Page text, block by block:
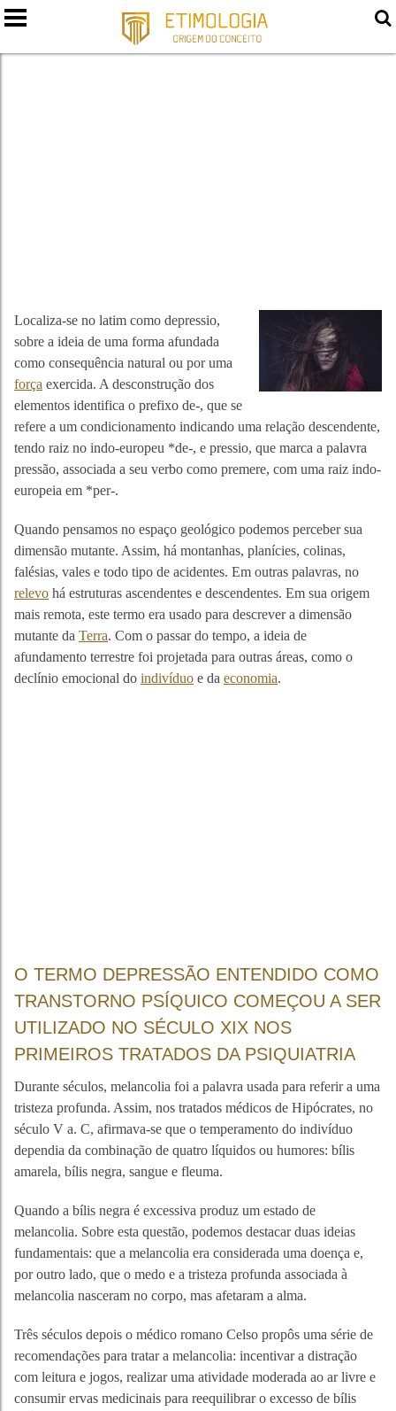
DEPRESSÃO
Localiza-se no latim como depressio,
sobre a ideia de uma forma afundada
como consequência natural ou por uma
força exercida. A desconstrução dos
elementos identifica o prefixo de-, que se
refere a um condicionamento indicando uma relação descendente,
tendo raiz no indo-europeu *de-, e pressio, que marca a palavra
pressão, associada a seu verbo como premere, com uma raiz indo-
europeia em *per-.
Quando pensamos no espaço geológico podemos perceber sua
dimensão mutante. Assim, há montanhas, planícies, colinas,
falésias, vales e todo tipo de acidentes. Em outras palavras, no
relevo há estruturas ascendentes e descendentes. Em sua origem
mais remota, este termo era usado para descrever a dimensão
mutante da Terra. Com o passar do tempo, a ideia de
afundamento terrestre foi projetada para outras áreas, como o
declínio emocional do indivíduo e da economia.
O TERMO DEPRESSÃO ENTENDIDO COMO
TRANSTORNO PSÍQUICO COMEÇOU A SER
UTILIZADO NO SÉCULO XIX NOS
PRIMEIROS TRATADOS DA PSIQUIATRIA
Durante séculos, melancolia foi a palavra usada para referir a uma
tristeza profunda. Assim, nos tratados médicos de Hipócrates, no
século V a. C, afirmava-se que o temperamento do indivíduo
dependia da combinação de quatro líquidos ou humores: bílis
amarela, bílis negra, sangue e fleuma.
Quando a bílis negra é excessiva produz um estado de
melancolia. Sobre esta questão, podemos destacar duas ideias
fundamentais: que a melancolia era considerada uma doença e,
por outro lado, que o medo e a tristeza profunda associada à
melancolia nasceram no corpo, mas afetaram a alma.
Três séculos depois o médico romano Celso propôs uma série de
recomendações para tratar a melancolia: incentivar a distração
com leitura e jogos, realizar uma atividade moderada ao ar livre e
consumir ervas medicinais para reequilibrar o excesso de bílis